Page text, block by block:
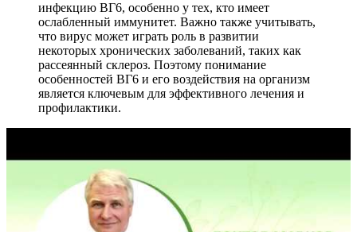
инфекцию ВГ6, особенно у тех, кто имеет
ослабленный иммунитет. Важно также учитывать,
что вирус может играть роль в развитии
некоторых хронических заболеваний, таких как
рассеянный склероз. Поэтому понимание
особенностей ВГ6 и его воздействия на организм
является ключевым для эффективного лечения и
профилактики.